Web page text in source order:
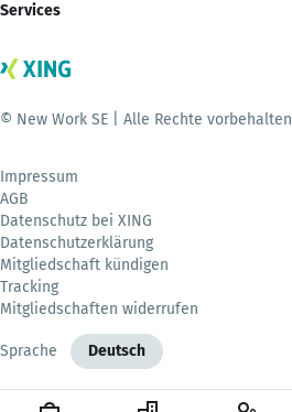
Services
© New Work SE | Alle Rechte vorbehalten
Impressum
AGB
Datenschutz bei XING
Datenschutzerklärung
Mitgliedschaft kündigen
Tracking
Mitgliedschaften widerrufen
Sprache Deutsch